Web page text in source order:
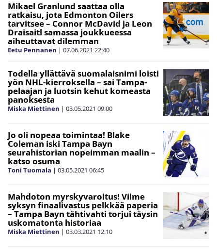
Mikael Granlund saattaa olla
ratkaisu, jota Edmonton Oilers
tarvitsee – Connor McDavid ja Leon
Draisaitl samassa joukkueessa
aiheuttavat dilemman
Eetu Pennanen | 07.06.2021 22:40
Todella yllättävä suomalaisnimi loisti
yön NHL-kierroksella – sai Tampa-
pelaajan ja luotsin kehut komeasta
panoksesta
Miska Miettinen | 03.05.2021 09:00
Jo oli nopeaa toimintaa! Blake
Coleman iski Tampa Bayn
seurahistorian nopeimman maalin –
katso osuma
Toni Tuomala | 03.05.2021 06:45
Mahdoton myrskyvaroitus! Viime
syksyn finaalivastus pelkkää paperia
– Tampa Bayn tähtivahti torjui täysin
uskomatonta historiaa
Miska Miettinen | 03.03.2021 12:10